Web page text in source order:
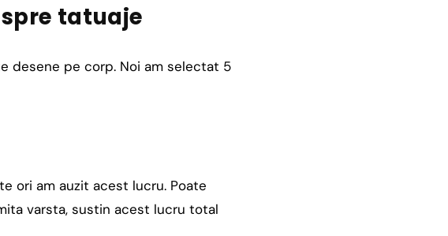
tatuaje
desene pe corp. Noi am selectat 5
ori am auzit acest lucru. Poate
varsta, sustin acest lucru total